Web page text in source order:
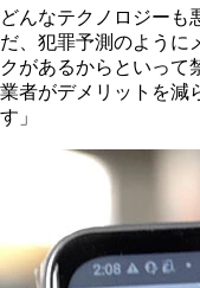
どんなテクノロジーも
だ、犯罪予測のように
クがあるからといって
業者がデメリットを減
す」